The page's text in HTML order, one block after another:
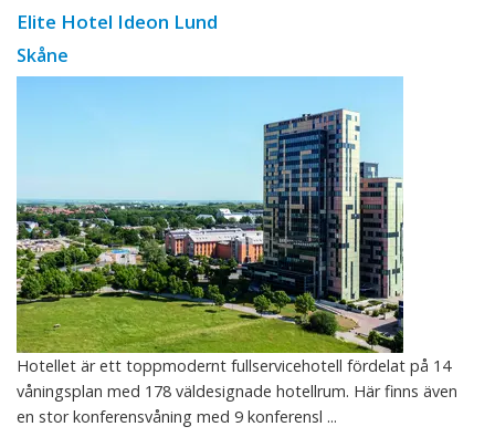
Elite Hotel Ideon Lund
Skåne
Hotellet är ett toppmodernt fullservicehotell fördelat på 14
våningsplan med 178 väldesignade hotellrum. Här finns även
en stor konferensvåning med 9 konferensl ...